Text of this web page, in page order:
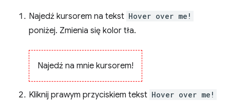
Najedź kursorem na tekst Hover over me!
poniżej. Zmienia się kolor tła.
Najedź na mnie kursorem!
Kliknij prawym przyciskiem tekst Hover over me!